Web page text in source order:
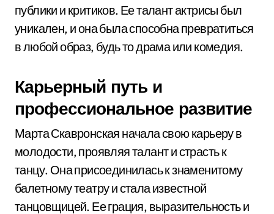
публики и критиков. Ее талант актрисы был
уникален, и она была способна превратиться
в любой образ, будь то драма или комедия.
Карьерный путь и
профессиональное развитие
Марта Скавронская начала свою карьеру в
молодости, проявляя талант и страсть к
танцу. Она присоединилась к знаменитому
балетному театру и стала известной
танцовщицей. Ее грация, выразительность и